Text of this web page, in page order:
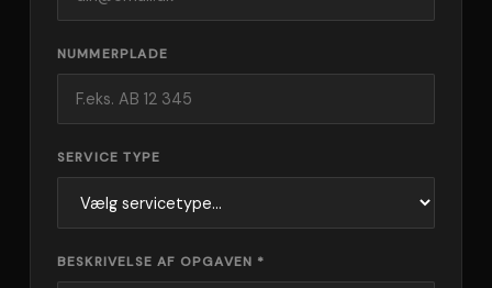
NUMMERPLADE
SERVICE TYPE
BESKRIVELSE AF OPGAVEN *